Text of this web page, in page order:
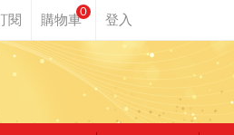
0